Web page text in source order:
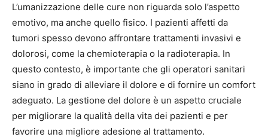
L’umanizzazione delle cure non riguarda solo l’aspetto
emotivo, ma anche quello fisico. I pazienti affetti da
tumori spesso devono affrontare trattamenti invasivi e
dolorosi, come la chemioterapia o la radioterapia. In
questo contesto, è importante che gli operatori sanitari
siano in grado di alleviare il dolore e di fornire un comfort
adeguato. La gestione del dolore è un aspetto cruciale
per migliorare la qualità della vita dei pazienti e per
favorire una migliore adesione al trattamento.